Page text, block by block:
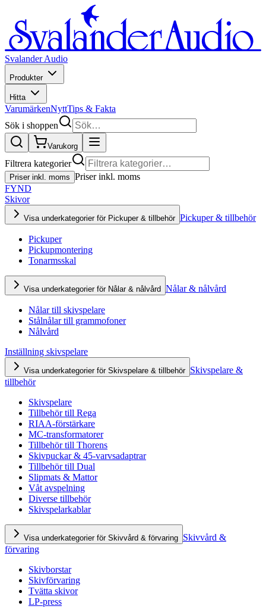
Svalander Audio
Produkter
Hitta
VarumärkenNyttTips & Fakta
Sök i shoppen
Varukorg
Filtrera kategorier
Priser inkl. moms Priser inkl. moms
FYND
Skivor
Visa underkategorier för Pickuper & tillbehör Pickuper & tillbehör
Pickuper
Pickupmontering
Tonarmsskal
Visa underkategorier för Nålar & nålvård Nålar & nålvård
Nålar till skivspelare
Stålnålar till grammofoner
Nålvård
Inställning skivspelare
Visa underkategorier för Skivspelare & tillbehör Skivspelare &
tillbehör
Skivspelare
Tillbehör till Rega
RIAA-förstärkare
MC-transformatorer
Tillbehör till Thorens
Skivpuckar & 45-varvsadaptrar
Tillbehör till Dual
Slipmats & Mattor
Våt avspelning
Diverse tillbehör
Skivspelarkablar
Visa underkategorier för Skivvård & förvaring Skivvård &
förvaring
Skivborstar
Skivförvaring
Tvätta skivor
LP-press